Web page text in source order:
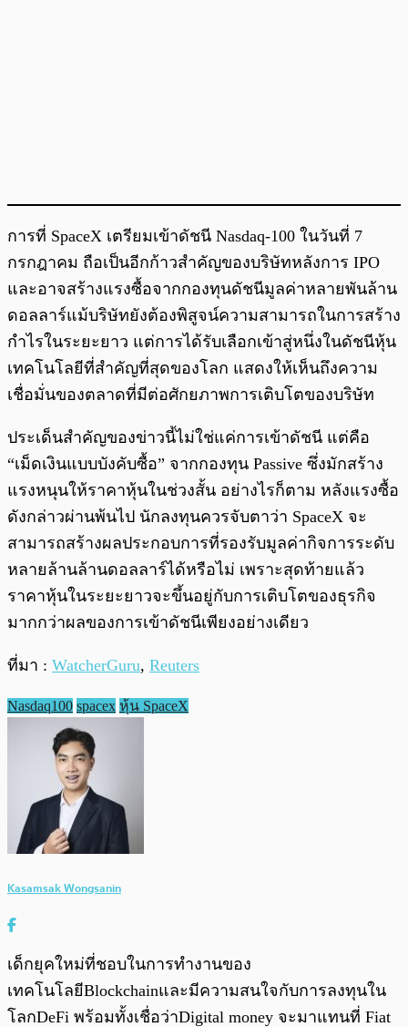
การที่ SpaceX เตรียมเข้าดัชนี Nasdaq-100 ในวันที่ 7
กรกฎาคม ถือเป็นอีกก้าวสำคัญของบริษัทหลังการ IPO
และอาจสร้างแรงซื้อจากกองทุนดัชนีมูลค่าหลายพันล้าน
ดอลลาร์แม้บริษัทยังต้องพิสูจน์ความสามารถในการสร้าง
กำไรในระยะยาว แต่การได้รับเลือกเข้าสู่หนึ่งในดัชนีหุ้น
เทคโนโลยีที่สำคัญที่สุดของโลก แสดงให้เห็นถึงความ
เชื่อมั่นของตลาดที่มีต่อศักยภาพการเติบโตของบริษัท
ประเด็นสำคัญของข่าวนี้ไม่ใช่แค่การเข้าดัชนี แต่คือ
“เม็ดเงินแบบบังคับซื้อ” จากกองทุน Passive ซึ่งมักสร้าง
แรงหนุนให้ราคาหุ้นในช่วงสั้น อย่างไรก็ตาม หลังแรงซื้อ
ดังกล่าวผ่านพ้นไป นักลงทุนควรจับตาว่า SpaceX จะ
สามารถสร้างผลประกอบการที่รองรับมูลค่ากิจการระดับ
หลายล้านล้านดอลลาร์ได้หรือไม่ เพราะสุดท้ายแล้ว
ราคาหุ้นในระยะยาวจะขึ้นอยู่กับการเติบโตของธุรกิจ
มากกว่าผลของการเข้าดัชนีเพียงอย่างเดียว
ที่มา : WatcherGuru, Reuters
Nasdaq100 spacex หุ้น SpaceX
Kasamsak Wongsanin
เด็กยุคใหม่ที่ชอบในการทำงานของ
เทคโนโลยีBlockchainและมีความสนใจกับการลงทุนใน
โลกDeFi พร้อมทั้งเชื่อว่าDigital money จะมาแทนที่ Fiat